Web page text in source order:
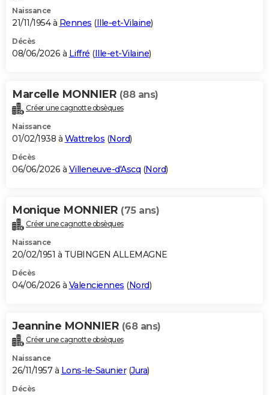
Naissance
21/11/1954 à Rennes (Ille-et-Vilaine)
Décès
08/06/2026 à Liffré (Ille-et-Vilaine)
Marcelle MONNIER (88 ans)
Créer une cagnotte obsèques
Naissance
01/02/1938 à Wattrelos (Nord)
Décès
06/06/2026 à Villeneuve-d'Ascq (Nord)
Monique MONNIER (75 ans)
Créer une cagnotte obsèques
Naissance
20/02/1951 à TUBINGEN ALLEMAGNE
Décès
04/06/2026 à Valenciennes (Nord)
Jeannine MONNIER (68 ans)
Créer une cagnotte obsèques
Naissance
26/11/1957 à Lons-le-Saunier(Jura)
Décès